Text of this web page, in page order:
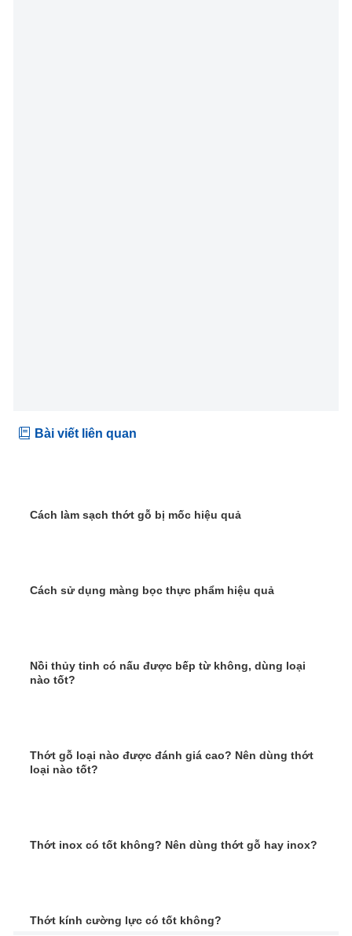
Bài viết liên quan
Cách làm sạch thớt gỗ bị mốc hiệu quả
Cách sử dụng màng bọc thực phẩm hiệu quả
Nồi thủy tinh có nấu được bếp từ không, dùng loại
nào tốt?
Thớt gỗ loại nào được đánh giá cao? Nên dùng thớt
loại nào tốt?
Thớt inox có tốt không? Nên dùng thớt gỗ hay inox?
Thớt kính cường lực có tốt không?